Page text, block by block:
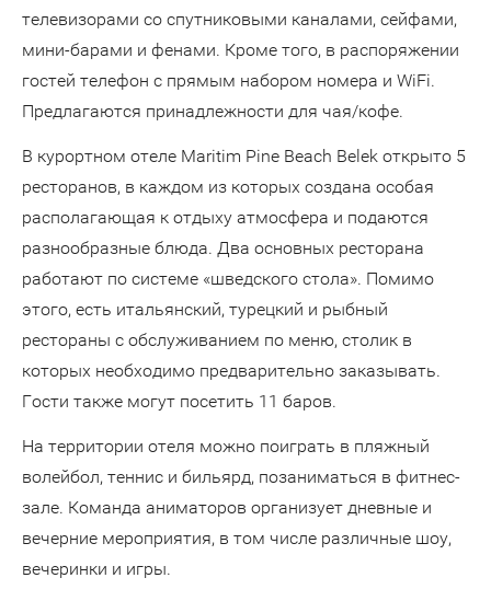
телевизорами со спутниковыми каналами, сейфами,
мини-барами и фенами. Кроме того, в распоряжении
гостей телефон с прямым набором номера и WiFi.
Предлагаются принадлежности для чая/кофе.
В курортном отеле Maritim Pine Beach Belek открыто 5
ресторанов, в каждом из которых создана особая
располагающая к отдыху атмосфера и подаются
разнообразные блюда. Два основных ресторана
работают по системе «шведского стола». Помимо
этого, есть итальянский, турецкий и рыбный
рестораны с обслуживанием по меню, столик в
которых необходимо предварительно заказывать.
Гости также могут посетить 11 баров.
На территории отеля можно поиграть в пляжный
волейбол, теннис и бильярд, позаниматься в фитнес-
зале. Команда аниматоров организует дневные и
вечерние мероприятия, в том числе различные шоу,
вечеринки и игры.